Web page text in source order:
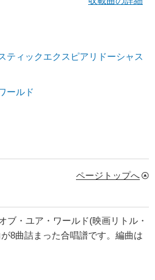
ティックエクスピアリドーシャス
ールド
ページトップへ
ブ・ユア・ワールド(映画リトル・
8曲詰まった合唱譜です。編曲は